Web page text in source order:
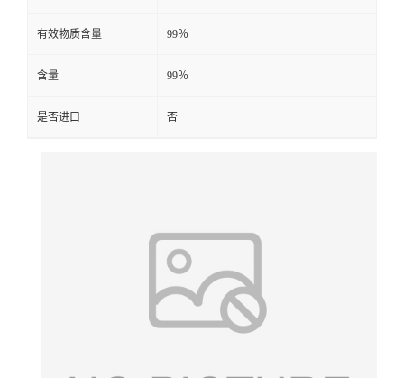
有效物质含量 99％
含量 99％
是否进口 否